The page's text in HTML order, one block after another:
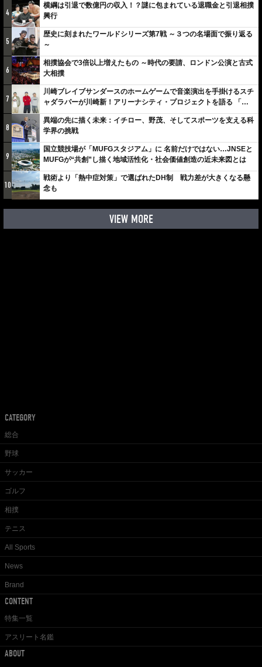
4
横綱は引退で数億円の収入！？謎に包まれている退職金と引退相撲
興行
5
歴史に刻まれたワールドシリーズ第7戦 ～３つの名場面で振り返る
～
6
相撲協会で3倍以上増えたもの ～時代の要請、ロンドン公演と古式
大相撲
7
川崎ブレイブサンダースのホームゲームで音楽演出を手掛けるスチ
ャダラパーが川崎新！アリーナシティ・プロジェクトを語る 「楽
しみでしかないでしょ。川崎は、ずっと成長曲線だから」
8
異端の先に描く未来：イチロー、野茂、そしてスポーツを支える科
学界の挑戦
9
国立競技場が「MUFGスタジアム」に 名前だけではない…JNSEと
MUFGが“共創”し描く地域活性化・社会価値創造の近未来図とは
10
戦術より「熱中症対策」で選ばれたDH制 戦力差が大きくなる懸
念も
VIEW MORE
CATEGORY
総合
野球
サッカー
ゴルフ
相撲
テニス
All Sports
News
Brand
CONTENT
特集一覧
アスリート名鑑
ABOUT